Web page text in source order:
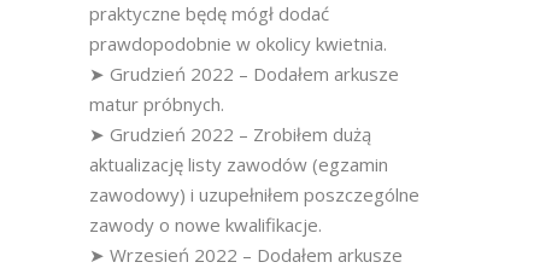
praktyczne będę mógł dodać
prawdopodobnie w okolicy kwietnia.
➤ Grudzień 2022 – Dodałem arkusze
matur próbnych.
➤ Grudzień 2022 – Zrobiłem dużą
aktualizację listy zawodów (egzamin
zawodowy) i uzupełniłem poszczególne
zawody o nowe kwalifikacje.
➤ Wrzesień 2022 – Dodałem arkusze